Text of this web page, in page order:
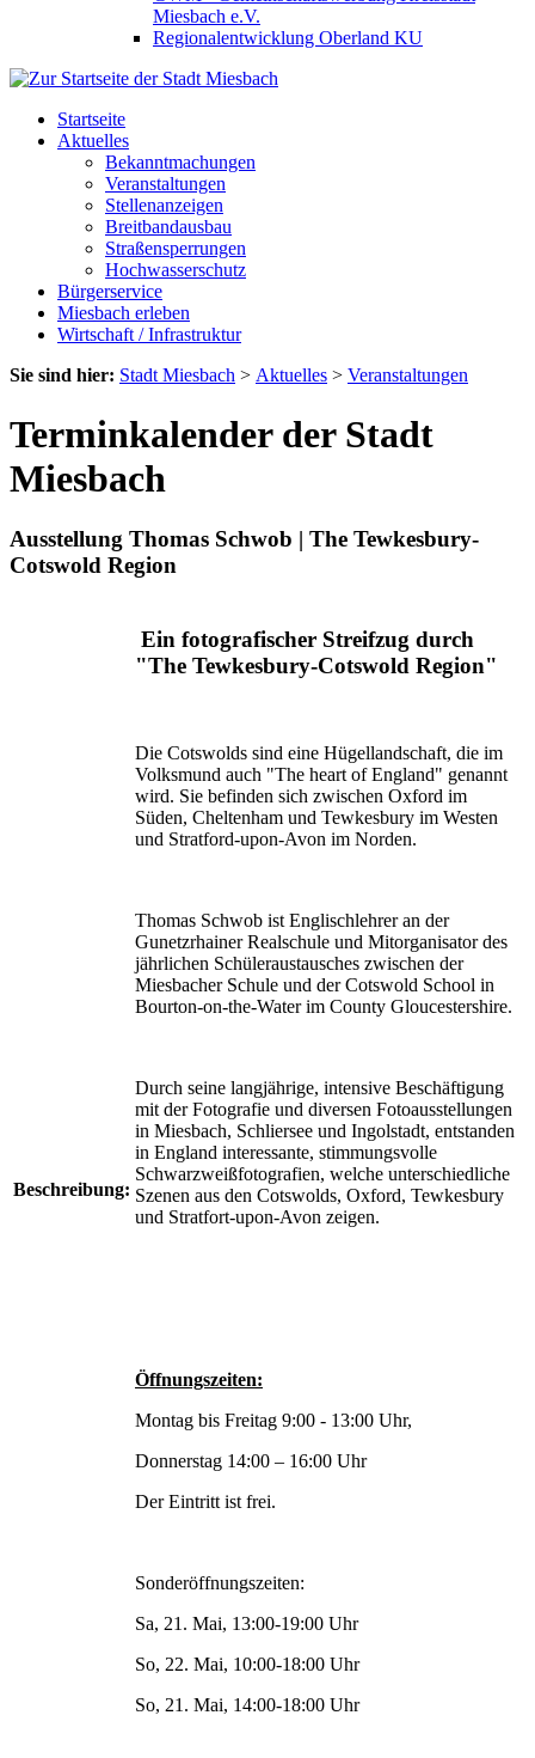
Miesbach e.V.
Regionalentwicklung Oberland KU
Startseite
Aktuelles
Bekanntmachungen
Veranstaltungen
Stellenanzeigen
Breitbandausbau
Straßensperrungen
Hochwasserschutz
Bürgerservice
Miesbach erleben
Wirtschaft / Infrastruktur
Sie sind hier: Stadt Miesbach > Aktuelles > Veranstaltungen
Terminkalender der Stadt
Miesbach
Ausstellung Thomas Schwob | The Tewkesbury-
Cotswold Region
Beschreibung:
Ein fotografischer Streifzug durch
"The Tewkesbury-Cotswold Region"
Die Cotswolds sind eine Hügellandschaft, die im
Volksmund auch "The heart of England" genannt
wird. Sie befinden sich zwischen Oxford im
Süden, Cheltenham und Tewkesbury im Westen
und Stratford-upon-Avon im Norden.
Thomas Schwob ist Englischlehrer an der
Gunetzrhainer Realschule und Mitorganisator des
jährlichen Schüleraustausches zwischen der
Miesbacher Schule und der Cotswold School in
Bourton-on-the-Water im County Gloucestershire.
Durch seine langjährige, intensive Beschäftigung
mit der Fotografie und diversen Fotoausstellungen
in Miesbach, Schliersee und Ingolstadt, entstanden
in England interessante, stimmungsvolle
Schwarzweißfotografien, welche unterschiedliche
Szenen aus den Cotswolds, Oxford, Tewkesbury
und Stratfort-upon-Avon zeigen.
Öffnungszeiten:
Montag bis Freitag 9:00 - 13:00 Uhr,
Donnerstag 14:00 – 16:00 Uhr
Der Eintritt ist frei.
Sonderöffnungszeiten:
Sa, 21. Mai, 13:00-19:00 Uhr
So, 22. Mai, 10:00-18:00 Uhr
So, 21. Mai, 14:00-18:00 Uhr